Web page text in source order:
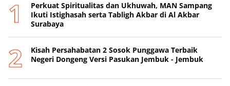
Perkuat Spiritualitas dan Ukhuwah, MAN Sampang
Ikuti Istighasah serta Tabligh Akbar di Al Akbar
Surabaya
Kisah Persahabatan 2 Sosok Punggawa Terbaik
Negeri Dongeng Versi Pasukan Jembuk - Jembuk